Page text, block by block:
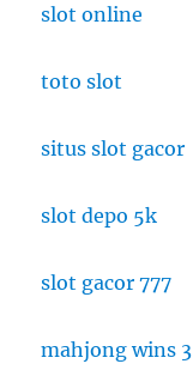
slot online
toto slot
situs slot gacor
slot depo 5k
slot gacor 777
mahjong wins 3